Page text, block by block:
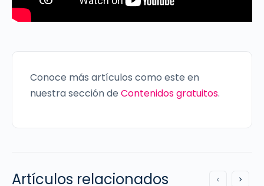
Conoce más artículos como este en
nuestra sección de Contenidos gratuitos.
Artículos relacionados